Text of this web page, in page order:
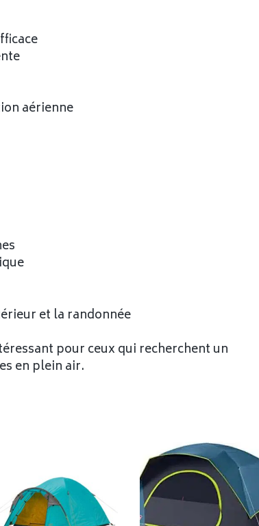
aérienne
et la randonnée
pour ceux qui recherchent un
en plein air.